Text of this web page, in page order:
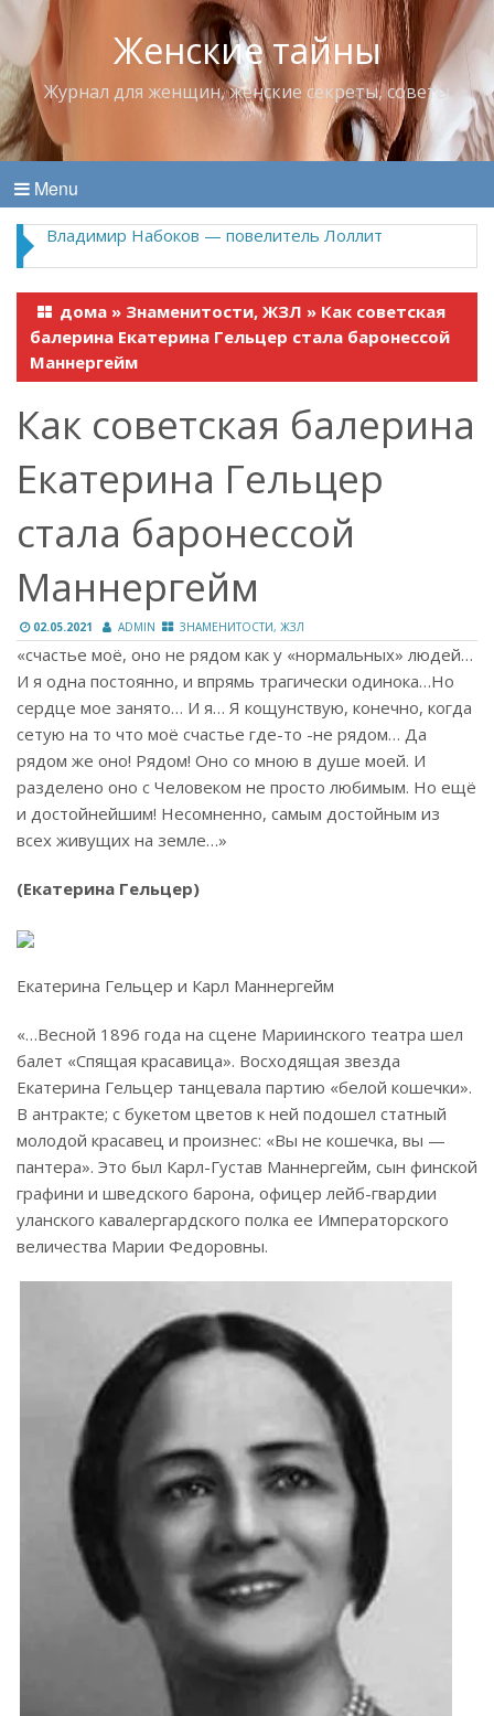
Женские тайны
Журнал для женщин, женские секреты, советы
Menu
Владимир Набоков — повелитель Лоллит
дома » Знаменитости, ЖЗЛ » Как советская
балерина Екатерина Гельцер стала баронессой
Маннергейм
Как советская балерина
Екатерина Гельцер
стала баронессой
Маннергейм
02.05.2021 ADMIN ЗНАМЕНИТОСТИ, ЖЗЛ
«счастье моё, оно не рядом как у «нормальных» людей…
И я одна постоянно, и впрямь трагически одинока…Но
сердце мое занято… И я… Я кощунствую, конечно, когда
сетую на то что моё счастье где-то -не рядом… Да
рядом же оно! Рядом! Оно со мною в душе моей. И
разделено оно с Человеком не просто любимым. Но ещё
и достойнейшим! Несомненно, самым достойным из
всех живущих на земле…»
(Екатерина Гельцер)
Екатерина Гельцер и Карл Маннергейм
«…Весной 1896 года на сцене Мариинского театра шел
балет «Спящая красавица». Восходящая звезда
Екатерина Гельцер танцевала партию «белой кошечки».
В антракте; с букетом цветов к ней подошел статный
молодой красавец и произнес: «Вы не кошечка, вы —
пантера». Это был Карл-Густав Маннергейм, сын финской
графини и шведского барона, офицер лейб-гвардии
уланского кавалергардского полка ее Императорского
величества Марии Федоровны.